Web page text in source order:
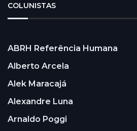
COLUNISTAS
ABRH Referência Humana
Alberto Arcela
Alek Maracajá
Alexandre Luna
Arnaldo Poggi